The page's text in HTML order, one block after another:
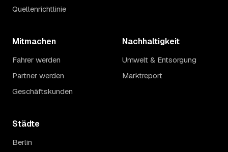
Quellenrichtlinie
Mitmachen
Fahrer werden
Partner werden
Geschäftskunden
Nachhaltigkeit
Umwelt & Entsorgung
Marktreport
Städte
Berlin